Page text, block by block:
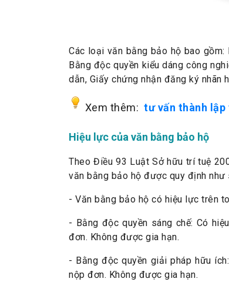
Các loại văn bằng bảo hộ bao
Bằng độc quyền kiểu dáng công
dẫn, Giấy chứng nhận đăng ký nhãn
Xem thêm: tư vấn thành
Hiệu lực của văn bằng bảo hộ
Theo Điều 93 Luật Sở hữu trí tuệ
văn bằng bảo hộ được quy định như
- Văn bằng bảo hộ có hiệu lực trên
- Bằng độc quyền sáng chế: Có
đơn. Không được gia hạn.
- Bằng độc quyền giải pháp hữu
nộp đơn. Không được gia hạn.